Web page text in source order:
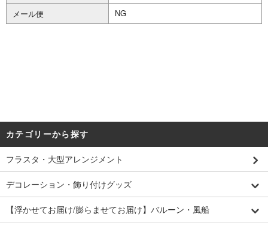
メール便
NG
カテゴリーから探す
フラスタ・大型アレンジメント
デコレーション・飾り付けグッズ
【浮かせてお届け/膨らませてお届け】バルーン・風船